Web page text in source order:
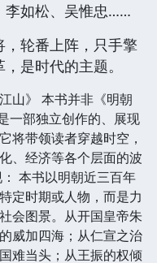
李如松、吴惟忠……
轮番上阵，只手擎
是时代的主题。
山》 本书并非《明朝
一部独立创作的、展现
将带领读者穿越时空，
、经济等各个层面的波
本书以明朝近三百年
定时期或人物，而是力
会图景。从开国皇帝朱
威加四海；从仁宣之治
难当头；从王振的权倾